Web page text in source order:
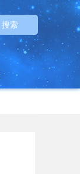
搜索